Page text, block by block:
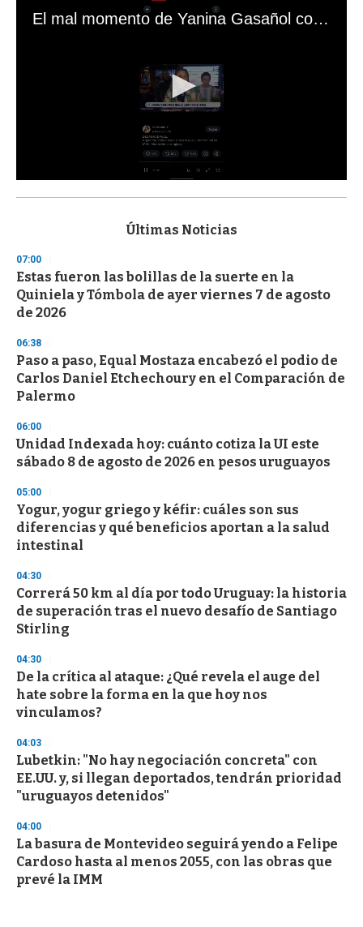
El mal momento de Yanina Gasañol con un hincha argentino en "Subrayado"
s
d
s
o
f
3
s
e
c
o
n
Últimas Noticias
07:00
Estas fueron las bolillas de la suerte en la
Quiniela y Tómbola de ayer viernes 7 de agosto
de 2026
06:38
Paso a paso, Equal Mostaza encabezó el podio de
Carlos Daniel Etchechoury en el Comparación de
Palermo
06:00
Unidad Indexada hoy: cuánto cotiza la UI este
sábado 8 de agosto de 2026 en pesos uruguayos
05:00
Yogur, yogur griego y kéfir: cuáles son sus
diferencias y qué beneficios aportan a la salud
intestinal
04:30
Correrá 50 km al día por todo Uruguay: la historia
de superación tras el nuevo desafío de Santiago
Stirling
04:30
De la crítica al ataque: ¿Qué revela el auge del
hate sobre la forma en la que hoy nos
vinculamos?
04:03
Lubetkin: "No hay negociación concreta" con
EE.UU. y, si llegan deportados, tendrán prioridad
"uruguayos detenidos"
04:00
La basura de Montevideo seguirá yendo a Felipe
Cardoso hasta al menos 2055, con las obras que
prevé la IMM